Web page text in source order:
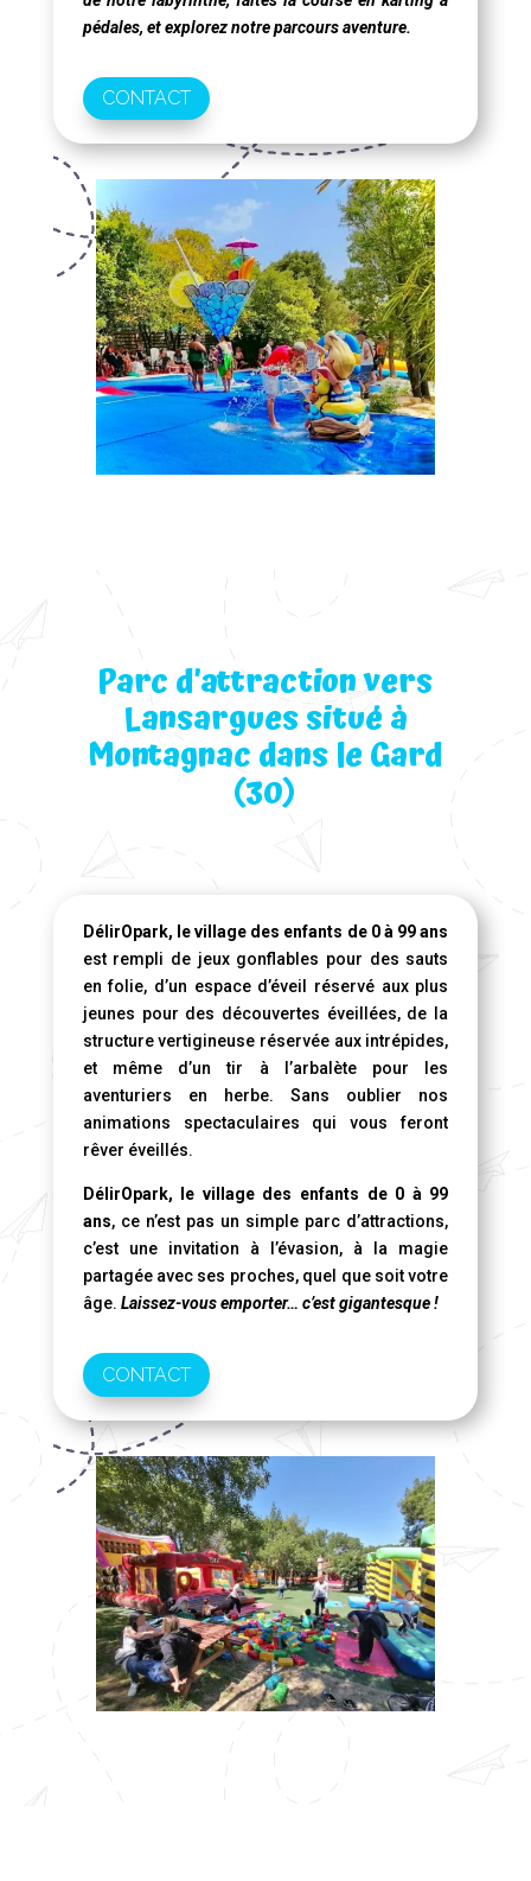
pédales, et explorez notre parcours aventure.
CONTACT
Parc d’attraction vers
Lansargues situé à
Montagnac dans le Gard
(30)
DélirOpark, le village des enfants de 0 à 99 ans
est rempli de jeux gonflables pour des sauts
en folie, d’un espace d’éveil réservé aux plus
jeunes pour des découvertes éveillées, de la
structure vertigineuse réservée aux intrépides,
et même d’un tir à l’arbalète pour les
aventuriers en herbe. Sans oublier nos
animations spectaculaires qui vous feront
rêver éveillés.
DélirOpark, le village des enfants de 0 à 99
ans, ce n’est pas un simple parc d’attractions,
c’est une invitation à l’évasion, à la magie
partagée avec ses proches, quel que soit votre
âge. Laissez-vous emporter… c’est gigantesque !
CONTACT